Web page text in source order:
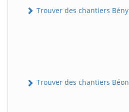
Trouver des chantiers Bény
Trouver des chantiers Béon